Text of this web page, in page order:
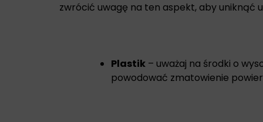
zwrócić uwagę na ten aspekt, aby uniknąć
Plastik– uważaj na środki o
powodować zmatowienie